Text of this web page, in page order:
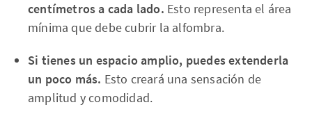
centímetros a cada lado. Esto representa el área
mínima que debe cubrir la alfombra.
Si tienes un espacio amplio, puedes extenderla
un poco más. Esto creará una sensación de
amplitud y comodidad.